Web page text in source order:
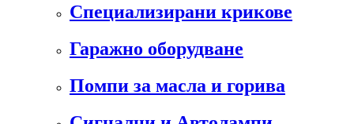
Специализирани крикове
Гаражно оборудване
Помпи за масла и горива